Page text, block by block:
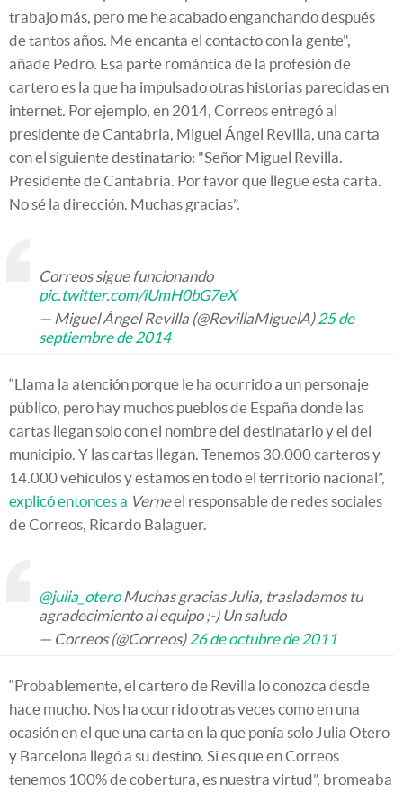
trabajo más, pero me he acabado enganchando después
de tantos años. Me encanta el contacto con la gente",
añade Pedro. Esa parte romántica de la profesión de
cartero es la que ha impulsado otras historias parecidas en
internet. Por ejemplo, en 2014, Correos entregó al
presidente de Cantabria, Miguel Ángel Revilla, una carta
con el siguiente destinatario: "Señor Miguel Revilla.
Presidente de Cantabria. Por favor que llegue esta carta.
No sé la dirección. Muchas gracias”.
Correos sigue funcionando
pic.twitter.com/iUmH0bG7eX
— Miguel Ángel Revilla (@RevillaMiguelA)25 de
septiembre de 2014
“Llama la atención porque le ha ocurrido a un personaje
público, pero hay muchos pueblos de España donde las
cartas llegan solo con el nombre del destinatario y el del
municipio. Y las cartas llegan. Tenemos 30.000 carteros y
14.000 vehículos y estamos en todo el territorio nacional”,
explicó entonces a Verneel responsable de redes sociales
de Correos, Ricardo Balaguer.
@julia_oteroMuchas gracias Julia, trasladamos tu
agradecimiento al equipo ;-) Un saludo
— Correos (@Correos)26 de octubre de 2011
“Probablemente, el cartero de Revilla lo conozca desde
hace mucho. Nos ha ocurrido otras veces como en una
ocasión en el que una carta en la que ponía solo Julia Otero
y Barcelona llegó a su destino. Si es que en Correos
tenemos 100% de cobertura, es nuestra virtud”, bromeaba